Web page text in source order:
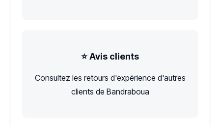
⭐ Avis clients
Consultez les retours d'expérience d'autres
clients de Bandraboua